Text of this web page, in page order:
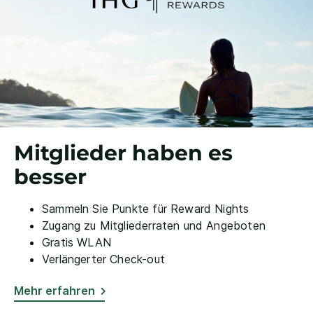
Mitglieder haben es
besser
Sammeln Sie Punkte für Reward Nights
Zugang zu Mitgliederraten und Angeboten
Gratis WLAN
Verlängerter Check-out
Mehr erfahren